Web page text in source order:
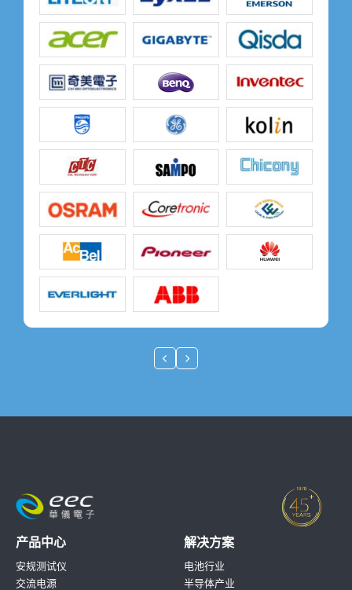
产品中心
安规测试仪
交流电源
解决方案
电池行业
半导体产业